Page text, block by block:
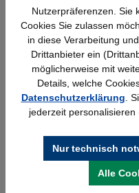
Kerkmann
breit, lichtgrau,
Breite:
1000mm
Farbe:
lichtgrau
24310890
Nutzerpräferenzen. Sie
Cookies Sie zulassen
in diese Verarbeitung
Drittanbieter ein
möglicherweise mit
Details, welche
Datenschutzerklärung .
jederzeit
Nur technisch
Alle